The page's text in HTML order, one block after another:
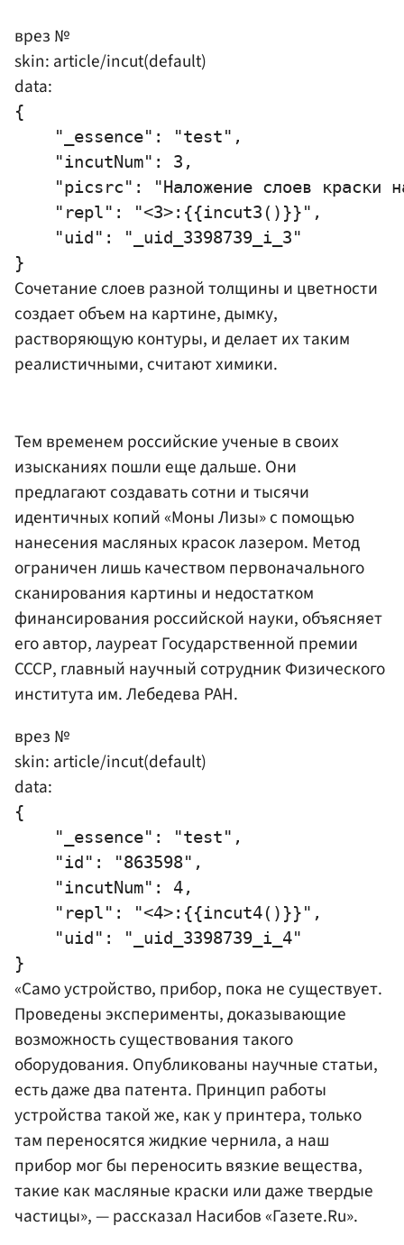
врез №
skin: article/incut(default)
data:
{
    "_essence": "test",
    "incutNum": 3,
"picsrc": "Наложение слоев краски
    "repl": "<3>:{{incut3()}}",
    "uid": "_uid_3398739_i_3"
Сочетание слоев разной толщины и цветности
создает объем на картине, дымку,
растворяющую контуры, и делает их таким
реалистичными, считают химики.
Тем временем российские ученые в своих
изысканиях пошли еще дальше. Они
предлагают создавать сотни и тысячи
идентичных копий «Моны Лизы» с помощью
нанесения масляных красок лазером. Метод
ограничен лишь качеством первоначального
сканирования картины и недостатком
финансирования российской науки, объясняет
его автор, лауреат Государственной премии
СССР, главный научный сотрудник Физического
института им. Лебедева РАН.
врез №
skin: article/incut(default)
data:
{
    "_essence": "test",
    "id": "863598",
    "incutNum": 4,
    "repl": "<4>:{{incut4()}}",
    "uid": "_uid_3398739_i_4"
«Само устройство, прибор, пока не существует.
Проведены эксперименты, доказывающие
возможность существования такого
оборудования. Опубликованы научные статьи,
есть даже два патента. Принцип работы
устройства такой же, как у принтера, только
там переносятся жидкие чернила, а наш
прибор мог бы переносить вязкие вещества,
такие как масляные краски или даже твердые
частицы», — рассказал Насибов «Газете.Ru».